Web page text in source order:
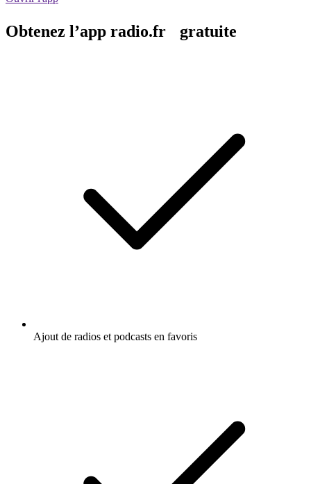
Obtenez l’app radio.fr gratuite
Ajout de radios et podcasts en favoris